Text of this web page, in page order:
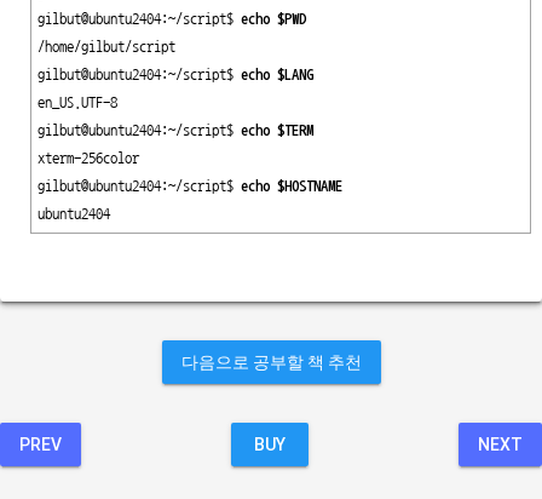
gilbut@ubuntu2404:~/script$ echo $PWD
/home/gilbut/script
gilbut@ubuntu2404:~/script$ echo $LANG
en_US.UTF-8
gilbut@ubuntu2404:~/script$ echo $TERM
xterm-256color
gilbut@ubuntu2404:~/script$ echo $HOSTNAME
ubuntu2404
다음으로 공부할 책 추천
PREV BUY NEXT